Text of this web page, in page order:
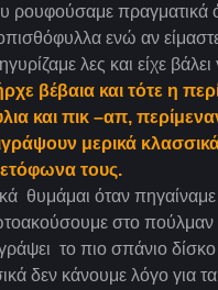
ρουφούσαμε πραγματικά
ενώ αν
λες και είχε
βέβαια και τότε η
και πικ –απ,
μερικά
τους.
θυμάμαι όταν πηγαίναμε
στο πούλμαν
το πιο σπάνιο
δεν κάνουμε λόγο για